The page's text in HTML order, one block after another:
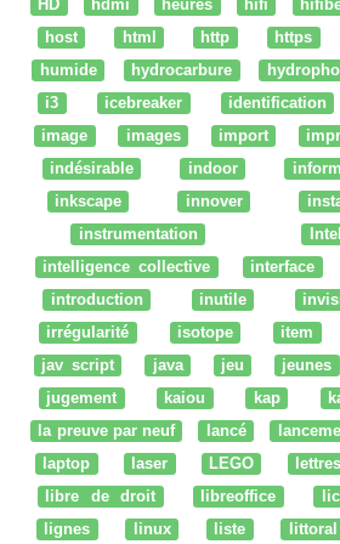
HD hdmi heures hifi
host
html http https
humide
hydrocarbure
i3
icebreaker identification
image
images import
indésirable
indoor
inkscape
innover
instrumentation
intelligence collective
interface
introduction
inutile
irrégularité
isotope item
jav script
java jeu jeunes
jugement
kaiou kap
la preuve par neuf
lancé
laptop
laser LEGO lettres
libre de droit
libreoffice
lignes
linux liste littoral